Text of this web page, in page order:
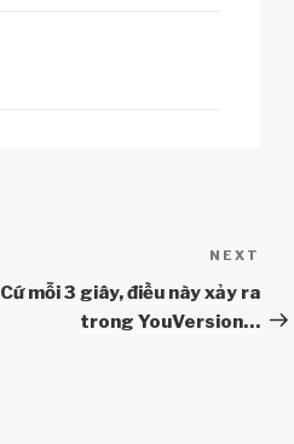
Post
NEXT
Cứ mỗi 3 giây, điều này xảy ra
trong YouVersion…